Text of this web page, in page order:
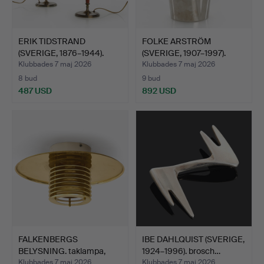
ERIK TIDSTRAND
(SVERIGE, 1876–1944).
Bords…
Klubbades 7 maj 2026
8 bud
487 USD
FOLKE ARSTRÖM
(SVERIGE, 1907–1997).
kanna,…
Klubbades 7 maj 2026
9 bud
892 USD
FALKENBERGS
BELYSNING. taklampa,
Klubbades 7 maj 2026
IBE DAHLQUIST (SVERIGE,
1924–1996). brosch…
Klubbades 7 maj 2026